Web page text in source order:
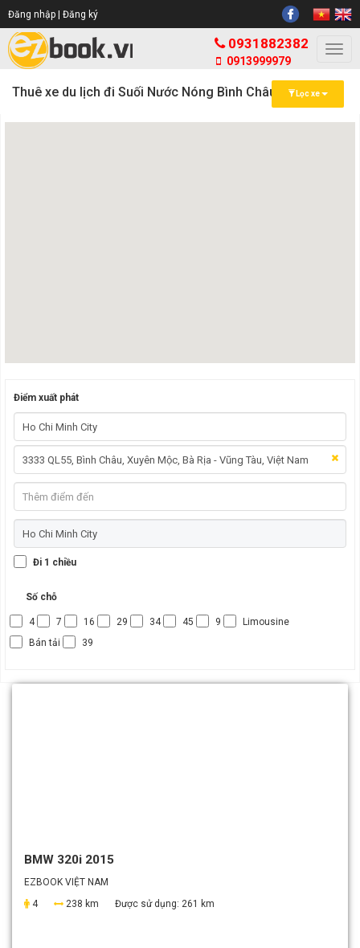
Đăng nhập | Đăng ký
0931882382
0913999979
Thuê xe du lịch đi Suối Nước Nóng Bình Châu Lọc xe
Điểm xuất phát
Đi 1 chiều
Số chỗ
4 7 16 29 34 45 9
Limousine
Bán tải
39
BMW 320i 2015
EZBOOK VIỆT NAM
4
238 km Được sử dụng: 261 km